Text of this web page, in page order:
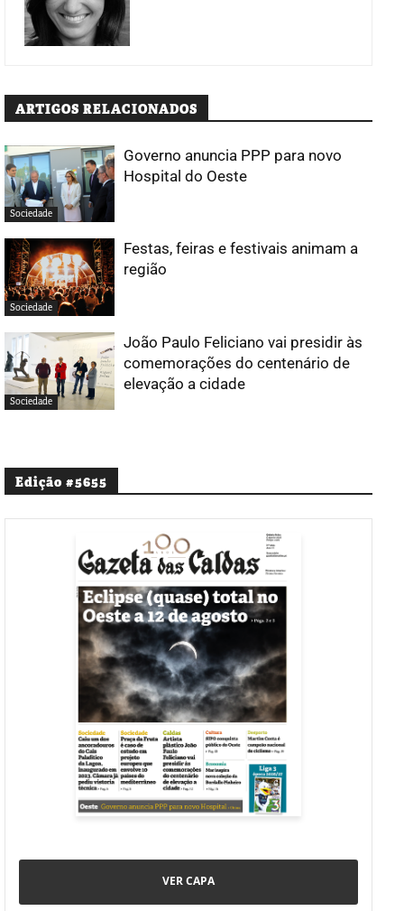
ARTIGOS RELACIONADOS
Sociedade
Governo anuncia PPP para novo
Hospital do Oeste
Sociedade
Festas, feiras e festivais animam a
região
Sociedade
João Paulo Feliciano vai presidir às
comemorações do centenário de
elevação a cidade
Edição #5655
VER CAPA